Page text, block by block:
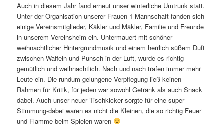
Auch in diesem Jahr fand erneut unser winterliche Umtrunk statt.
Unter der Organisation unserer Frauen 1 Mannschaft fanden sich
einige Vereinsmitglieder, Käkler und Mäkler, Familie und Freunde
in unserem Vereinsheim ein. Untermauert mit schöner
weihnachtlicher Hintergrundmusik und einem herrlich süßem Duft
zwischen Waffeln und Punsch in der Luft, wurde es richtig
gemütlich und weihnachtlich. Nach und nach trafen immer mehr
Leute ein. Die rundum gelungene Verpflegung ließ keinen
Rahmen für Kritik, für jeden war sowohl Getränk als auch Snack
dabei. Auch unser neuer Tischkicker sorgte für eine super
Stimmung-dabei waren es nicht die Kleinen, die so richtig Feuer
und Flamme beim Spielen waren